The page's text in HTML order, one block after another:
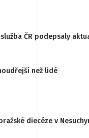
služba ČR podepsaly
než lidé
diecéze v